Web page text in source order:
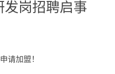
发岗招聘启事
请加盟！